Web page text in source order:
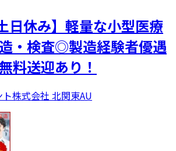
日休み】軽量な小型医療
・検査◎製造経験者優遇
料送迎あり！
株式会社 北関東AU